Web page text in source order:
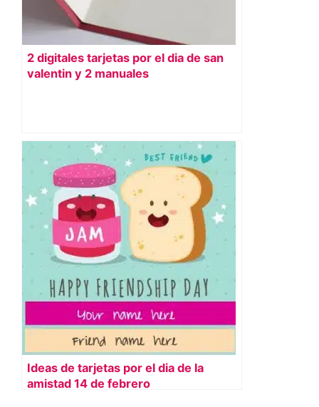
2 digitales tarjetas por el dia de san
valentin y 2 manuales
Ideas de tarjetas por el dia de la
amistad 14 de febrero